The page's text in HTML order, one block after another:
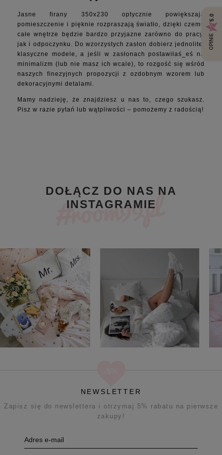
Firany do salonu
Firany do pokoju
Firany do sypialni
Firany do pokoju dziecięcego
Firany nowoczesne
Firany szerokie
Poduszki dekoracyjne
Zapachy do domu
Perfumy damskie
Nowości
Promocje
FILTRUJ
Kategorie: Firany 350x230
Producent: (wybierz)
Jasne firany 350x230 optycznie powiększają
pomieszczenie i pięknie rozpraszają światło, dzięki czemu
całe wnętrze będzie bardzo przyjazne zarówno do pracy,
jak i odpoczynku. Do wzorzystych zasłon dobierz jednolite,
klasyczne modele, a jeśli w zasłonach postawiłaś_eś na
minimalizm (lub nie masz ich wcale), to rozgość się wśród
naszych finezyjnych propozycji z ozdobnym wzorem lub
dekoracyjnymi detalami.
Mamy nadzieję, że znajdziesz u nas to, czego szukasz.
Pisz w razie pytań lub wątpliwości – pomożemy z radością!
DOŁĄCZ DO NAS NA
INSTAGRAMIE
NEWSLETTER
Zapisz się do newslettera i otrzymaj 5% rabatu na pierwsze
zakupy!
OPINIE
5.0